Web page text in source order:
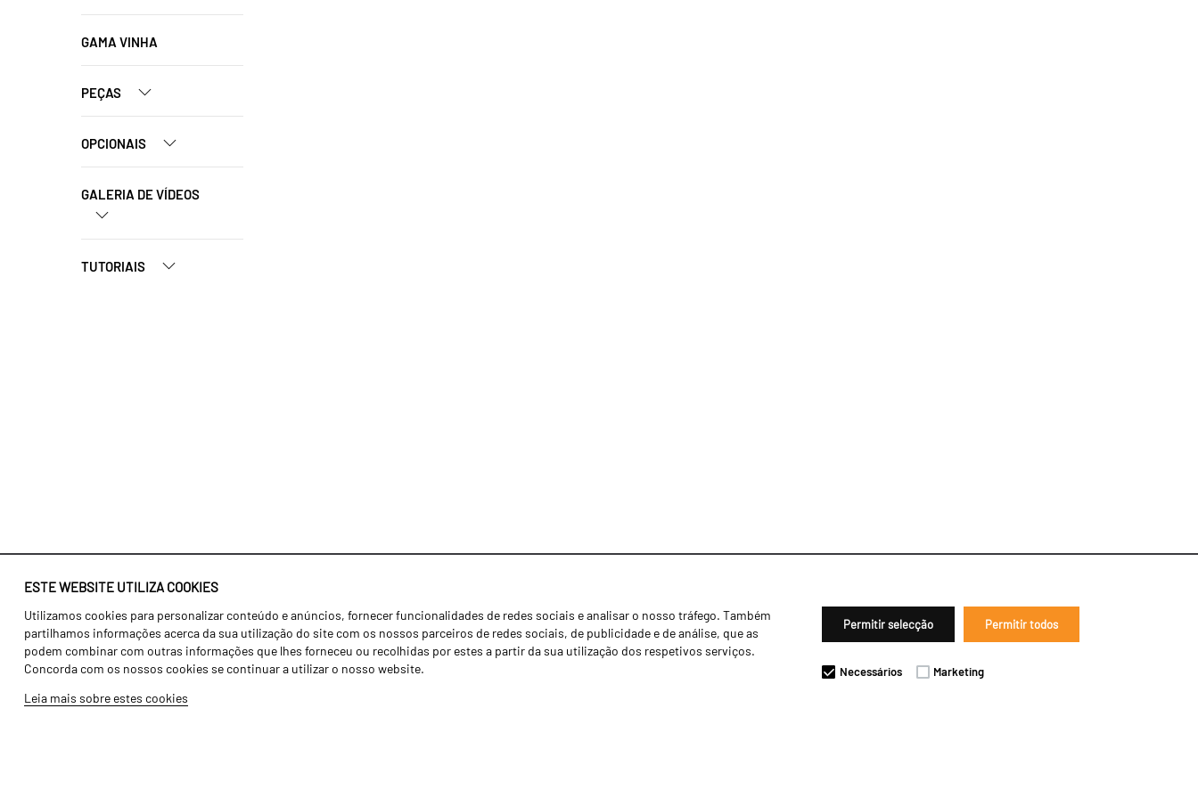
ESTE WEBSITE UTILIZA COOKIES
Utilizamos cookies para personalizar conteúdo e anúncios, fornecer funcionalidades de redes sociais e analisar o nosso tráfego. Também
partilhamos informações acerca da sua utilização do site com os nossos parceiros de redes sociais, de publicidade e de análise, que as
podem combinar com outras informações que lhes forneceu ou recolhidas por estes a partir da sua utilização dos respetivos serviços.
Concorda com os nossos cookies se continuar a utilizar o nosso website.
Leia mais sobre estes cookies
Permitir selecção Permitir todos
Necessários Marketing
GAMA VINHA
PEÇAS
OPCIONAIS
GALERIA DE VÍDEOS
TUTORIAIS
Identidade
História
Fábrica / Produção
Recursos Humanos
Agricultura
Transportes
Gama Floresta
Notícias
Concessionários